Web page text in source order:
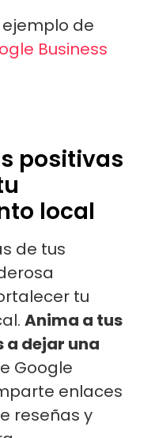
de
Business
positivas
local
de tus
tu
Anima a tus
a dejar una
Google
enlaces
reseñas y